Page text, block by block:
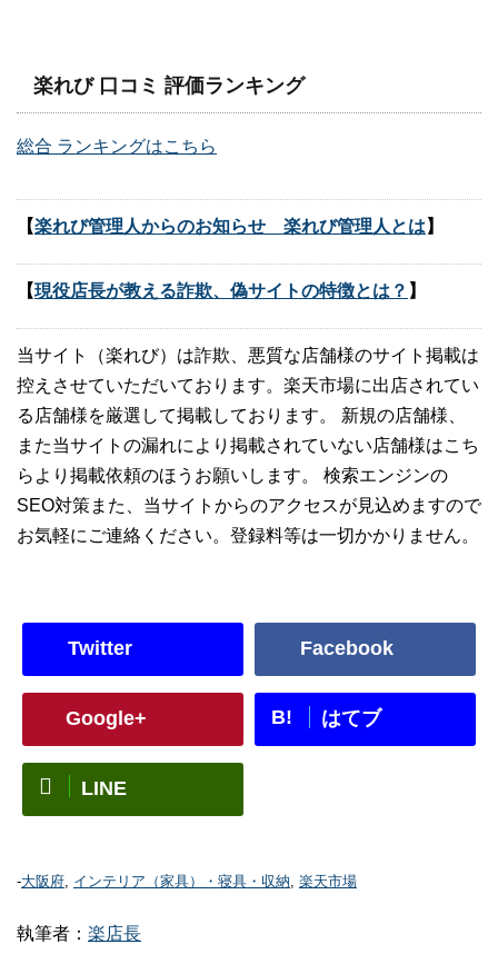
楽れび 口コミ 評価ランキング
総合 ランキングはこちら
【楽れび管理人からのお知らせ 楽れび管理人とは 】
【現役店長が教える詐欺、偽サイトの特徴とは？ 】
当サイト（楽れび）は詐欺、悪質な店舗様のサイト掲載は
控えさせていただいております。楽天市場に出店されてい
る店舗様を厳選して掲載しております。 新規の店舗様、
また当サイトの漏れにより掲載されていない店舗様はこち
らより掲載依頼のほうお願いします。 検索エンジンの
SEO対策また、当サイトからのアクセスが見込めますので
お気軽にご連絡ください。登録料等は一切かかりません。
Twitter Facebook
Google+ B! はてブ
LINE
-大阪府, インテリア（家具）・寝具・収納, 楽天市場
執筆者： 楽店長